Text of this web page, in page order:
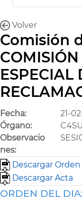
Volver
Comisión
ESPECIAL
Fecha: 21-
Órgano:
Observacio
nes:
Descargar
Descargar Acta
ORDEN DEL